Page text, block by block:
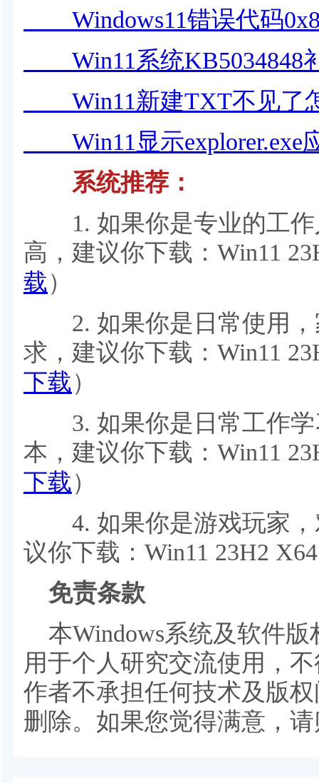
Windows11错误代码
Win11系统KB5034848
Win11新建TXT不见了
Win11显示explorer.exe
系统推荐：
1. 如果你是专业的工作
高，建议你下载：Win11
载）
2. 如果你是日常使用，
求，建议你下载：Win11
下载）
3. 如果你是日常工作学
本，建议你下载：Win11
下载）
4. 如果你是游戏玩家，
议你下载：Win11 23H2
免责条款
本Windows系统及软件
用于个人研究交流使用，
作者不承担任何技术及版
删除。如果您觉得满意，